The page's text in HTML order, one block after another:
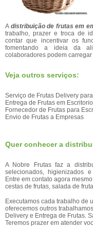
A distribuição de frutas em
trabalho, prazer e troca de
contar que incentivar os
fomentando a ideia da
colaboradores podem
Veja outros serviços:
Serviço de Frutas Delivery
Entrega de Frutas em
Fornecedor de Frutas para
Envio de Frutas a Empresas
Quer conhecer a
A Nobre Frutas faz a
selecionados, higienizados
Entre em contato agora
cestas de frutas, salada de
Executamos cada trabalho de
oferecemos outros
Delivery e Entrega de Frutas.
Teremos prazer em atender